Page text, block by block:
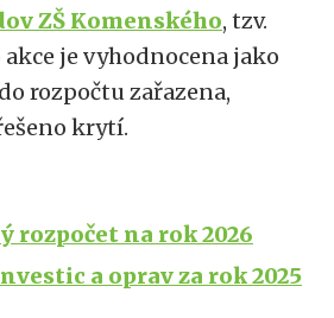
ZŠ Komenského, tzv.
je vyhodnocena jako
rozpočtu zařazena,
krytí.
rozpočet na rok 2026
a oprav za rok 2025